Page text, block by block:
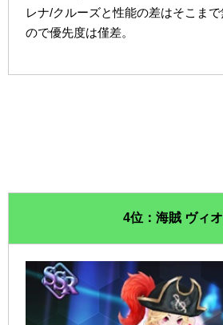
レナ/クルーズと性能の差はそこま
ので優先度は僅差。
4位：海賊 ヴィ